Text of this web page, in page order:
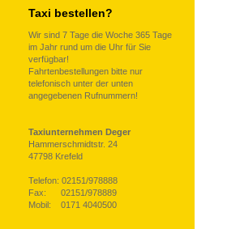
Taxi bestellen?
Wir sind 7 Tage die Woche 365 Tage
im Jahr rund um die Uhr für Sie
verfügbar!
Fahrtenbestellungen bitte nur
telefonisch unter der unten
angegebenen Rufnummern!
Taxiunternehmen Deger
Hammerschmidtstr. 24
47798 Krefeld
Telefon: 02151/978888
Fax: 02151/978889
Mobil: 0171 4040500